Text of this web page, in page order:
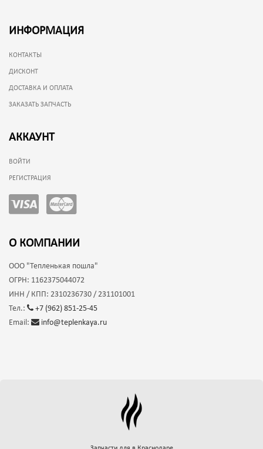
ИНФОРМАЦИЯ
КОНТАКТЫ
ДИСКОНТ
ДОСТАВКА И ОПЛАТА
ЗАКАЗАТЬ ЗАПЧАСТЬ
АККАУНТ
ВОЙТИ
РЕГИСТРАЦИЯ
О КОМПАНИИ
ООО "Тепленькая пошла"
ОГРН: 1162375044072
ИНН / КПП: 2310236730 / 231101001
Тел.:
+7 (962) 851-25-45
Email:
info@teplenkaya.ru